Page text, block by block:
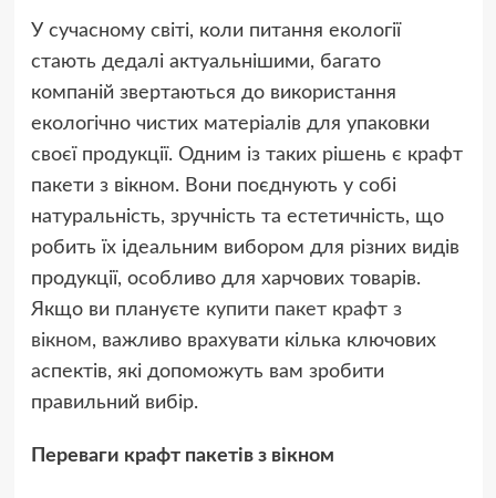
У сучасному світі, коли питання екології
стають дедалі актуальнішими, багато
компаній звертаються до використання
екологічно чистих матеріалів для упаковки
своєї продукції. Одним із таких рішень є крафт
пакети з вікном. Вони поєднують у собі
натуральність, зручність та естетичність, що
робить їх ідеальним вибором для різних видів
продукції, особливо для харчових товарів.
Якщо ви плануєте купити пакет крафт з
вікном, важливо врахувати кілька ключових
аспектів, які допоможуть вам зробити
правильний вибір.
Переваги крафт пакетів з вікном